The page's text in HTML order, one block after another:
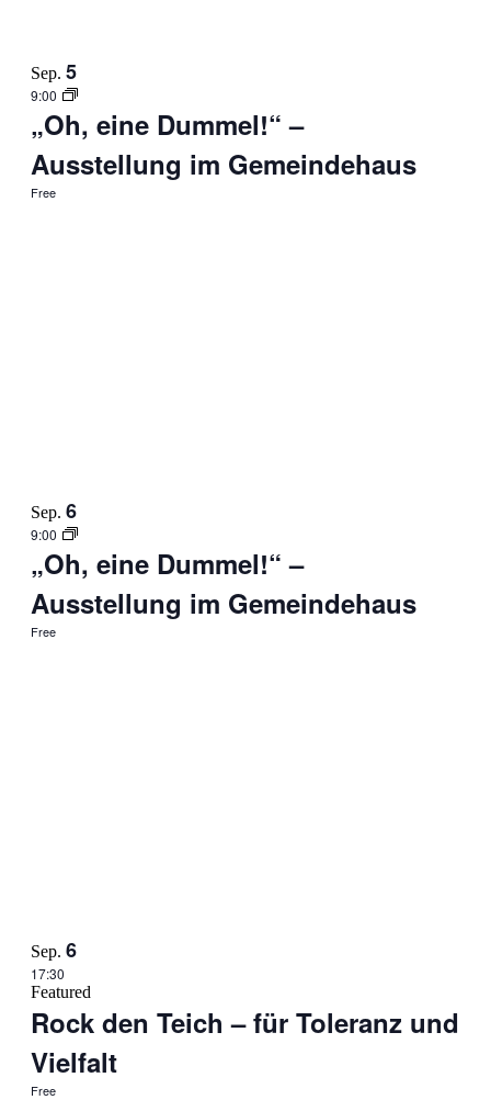
Sep. 5
9:00
„Oh, eine Dummel!“ –
Ausstellung im Gemeindehaus
Free
Sep. 6
9:00
„Oh, eine Dummel!“ –
Ausstellung im Gemeindehaus
Free
Sep. 6
17:30
Featured
Rock den Teich – für Toleranz und
Vielfalt
Free